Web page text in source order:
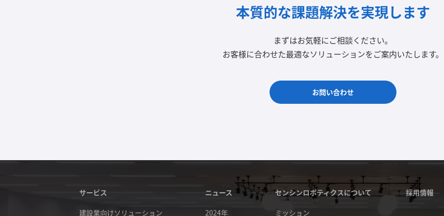
本質的な課題解決を実現します
まずはお気軽にご相談ください。
お客様に合わせた最適なソリューションをご案内いたします。
お問い合わせ
サービス
建設業向けソリューション
ニュース
2024年
センシンロボティクスについて
ミッション
採用情報